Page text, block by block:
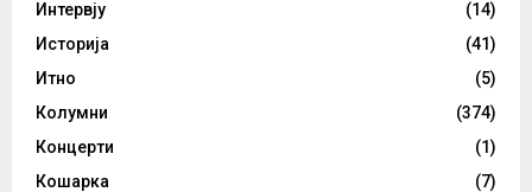
Интервју
(14)
Историја
(41)
Итно
(5)
Колумни
(374)
Концерти
(1)
Кошарка
(7)